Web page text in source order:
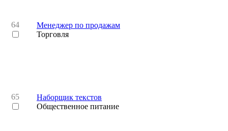
64
Менеджер по продажам
Торговля
65
Наборщик текстов
Общественное питание